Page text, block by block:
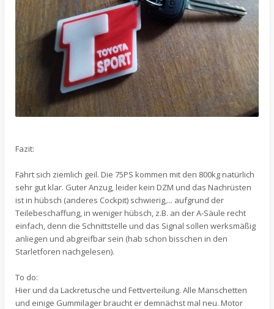
Fazit:
Fährt sich ziemlich geil. Die 75PS kommen mit den 800kg natürlich
sehr gut klar. Guter Anzug, leider kein DZM und das Nachrüsten
ist in hübsch (anderes Cockpit) schwierig,... aufgrund der
Teilebeschaffung, in weniger hübsch, z.B. an der A-Säule recht
einfach, denn die Schnittstelle und das Signal sollen werksmäßig
anliegen und abgreifbar sein (hab schon bisschen in den
Starletforen nachgelesen).
To do:
Hier und da Lackretusche und Fettverteilung. Alle Manschetten
und einige Gummilager braucht er demnächst mal neu. Motor